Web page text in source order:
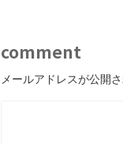
comment
メールアドレスが公開